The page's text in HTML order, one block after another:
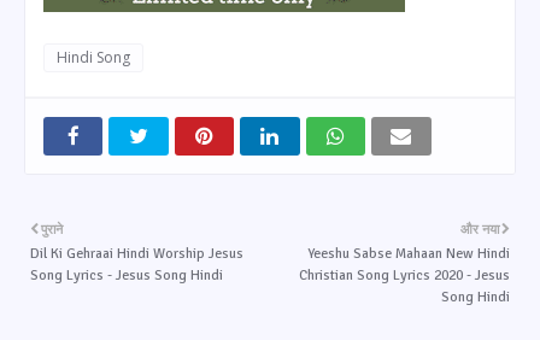
Hindi Song
और नया
Yeeshu Sabse Mahaan New Hindi
Christian Song Lyrics 2020 - Jesus
Song Hindi
पुराने
Dil Ki Gehraai Hindi Worship Jesus
Song Lyrics - Jesus Song Hindi